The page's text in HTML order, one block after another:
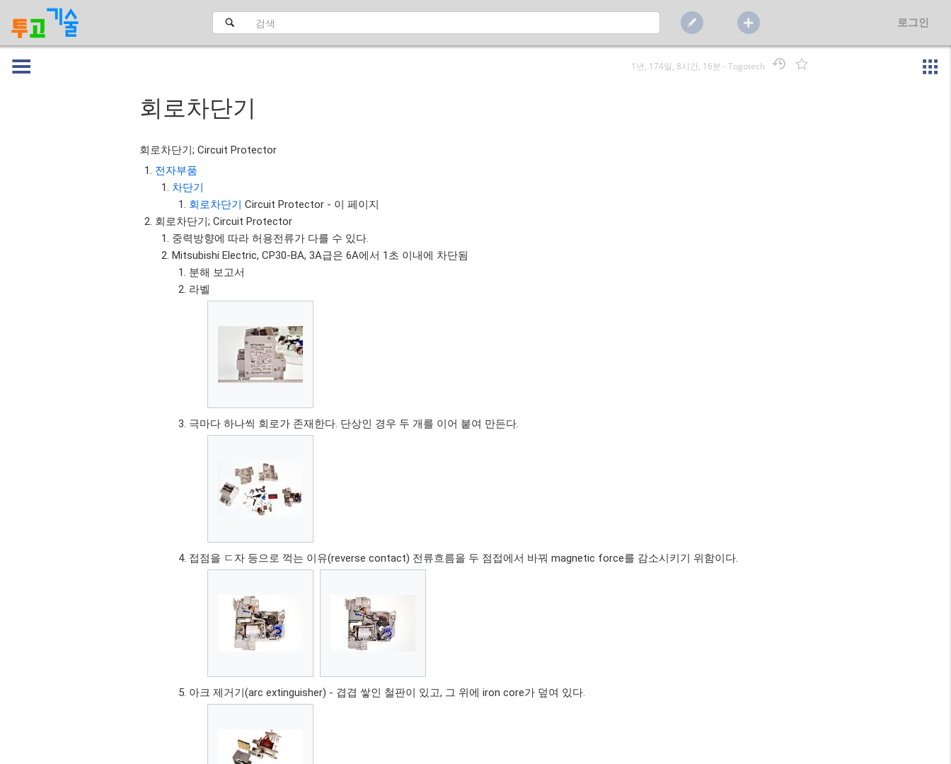
로그인
1년, 174일, 8시간, 16분 -Togotech
회로차단기
회로차단기; Circuit Protector
전자부품
차단기
회로차단기 Circuit Protector - 이 페이지
회로차단기; Circuit Protector
중력방향에 따라 허용전류가 다를 수 있다.
Mitsubishi Electric, CP30-BA, 3A급은 6A에서 1초 이내에 차단됨
분해 보고서
라벨
극마다 하나씩 회로가 존재한다. 단상인 경우 두 개를 이어 붙여 만든다.
접점을 ㄷ자 등으로 꺽는 이유(reverse contact) 전류흐름을 두 점접에서 바꿔 magnetic force를 감소시키기 위함이다.
아크 제거기(arc extinguisher) - 겹겹 쌓인 철판이 있고, 그 위에 iron core가 덮여 있다.